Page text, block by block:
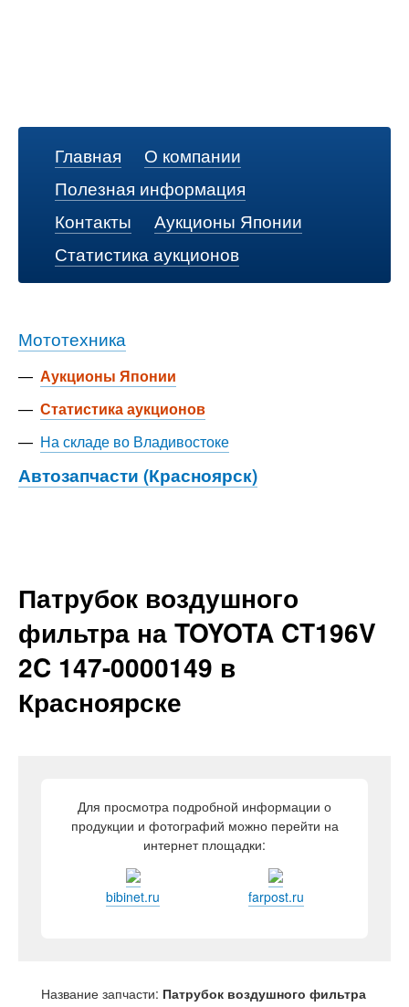
Главная
О компании
Полезная информация
Контакты
Аукционы Японии
Статистика аукционов
Мототехника
— Аукционы Японии
— Статистика аукционов
— На складе во Владивостоке
Автозапчасти (Красноярск)
Патрубок воздушного
фильтра на TOYOTA CT196V
2C 147-0000149 в
Красноярске
Для просмотра подробной информации о
продукции и фотографий можно перейти на
интернет площадки:
bibinet.ru farpost.ru
Название запчасти: Патрубок воздушного фильтра